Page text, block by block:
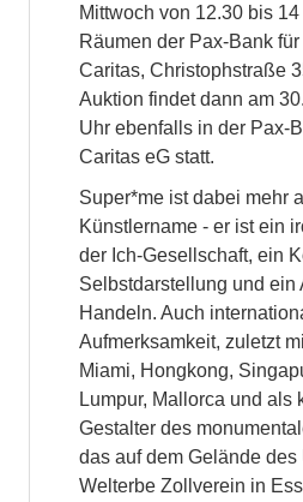
Mittwoch von 12.30 bis
Räumen der Pax-Bank
Caritas, Christophstraße
Auktion findet dann am
Uhr ebenfalls in der Pax-
Caritas eG statt.
Super*me ist dabei mehr
Künstlername - er ist ein
der Ich-Gesellschaft, ein
Selbstdarstellung und ein
Handeln. Auch
Aufmerksamkeit, zuletzt
Miami, Hongkong,
Lumpur, Mallorca und als
Gestalter des
das auf dem Gelände
Welterbe Zollverein in